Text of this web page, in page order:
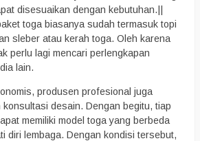
disesuaikan dengan kebutuhan.||
toga biasanya sudah termasuk topi
sleber atau kerah toga. Oleh karena
perlu lagi mencari perlengkapan
lain.
produsen profesional juga
konsultasi desain. Dengan begitu, tiap
memiliki model toga yang berbeda
diri lembaga. Dengan kondisi tersebut,